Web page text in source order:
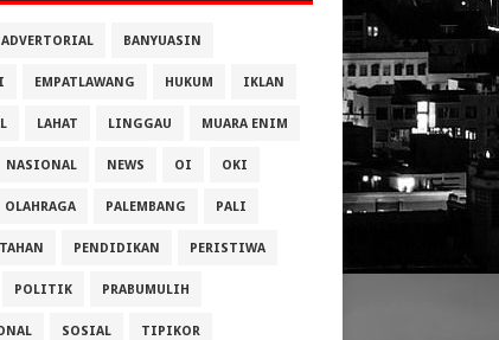
ADVERTORIAL BANYUASIN
EMPATLAWANG HUKUM IKLAN
LAHAT LINGGAU MUARA ENIM
NASIONAL NEWS OI OKI
OLAHRAGA PALEMBANG PALI
PENDIDIKAN PERISTIWA
POLITIK PRABUMULIH
SOSIAL TIPIKOR